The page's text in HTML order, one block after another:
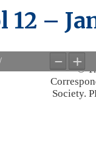
12 –